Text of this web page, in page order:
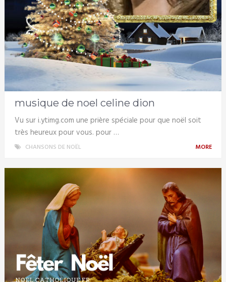
musique de noel celine dion
Vu sur i.ytimg.com une prière spéciale pour que noël soit
très heureux pour vous. pour …
CHANSONS DE NOËL MORE